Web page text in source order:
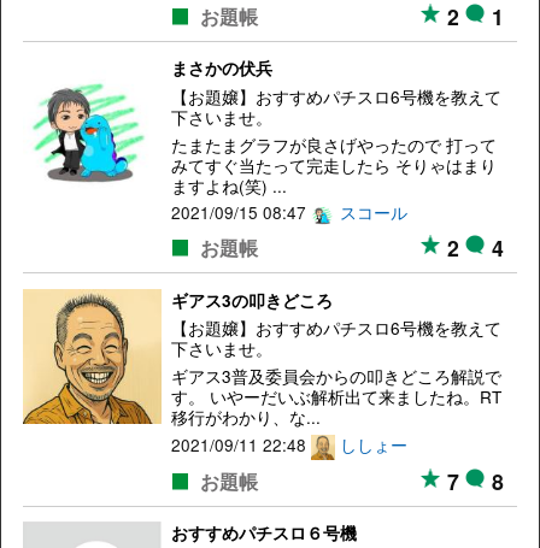
お題帳 2 1
まさかの伏兵
【お題嬢】おすすめパチスロ6号機を教えて
下さいませ。
たまたまグラフが良さげやったので 打って
みてすぐ当たって完走したら そりゃはまり
ますよね(笑) ...
2021/09/15 08:47
スコール
お題帳 2 4
ギアス3の叩きどころ
【お題嬢】おすすめパチスロ6号機を教えて
下さいませ。
ギアス3普及委員会からの叩きどころ解説で
す。 いやーだいぶ解析出て来ましたね。RT
移行がわかり、な...
2021/09/11 22:48
ししょー
お題帳 7 8
おすすめパチスロ６号機